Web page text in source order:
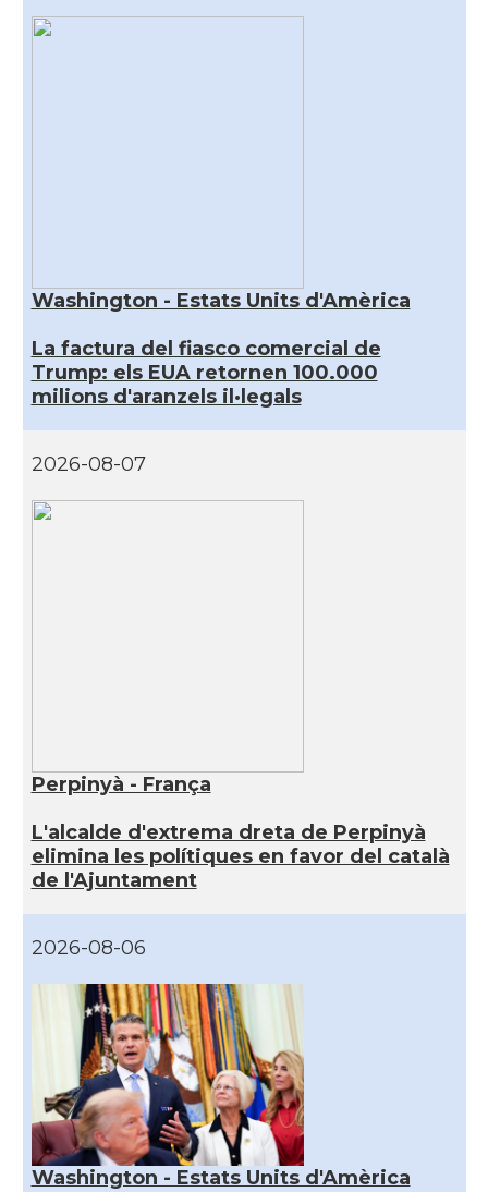
Washington - Estats Units d'Amèrica
La factura del fiasco comercial de
Trump: els EUA retornen 100.000
milions d'aranzels il·legals
2026-08-07
Perpinyà - França
L'alcalde d'extrema dreta de Perpinyà
elimina les polítiques en favor del català
de l'Ajuntament
2026-08-06
Washington - Estats Units d'Amèrica